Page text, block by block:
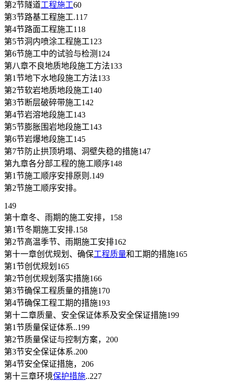
第2节隧道工程施工60
第3节路基工程施工.117
第4节路面工程施工118
第5节洞内喷涂工程施工123
第6节施工中的试验与检测124
第八章不良地质地段施工方法133
第1节地下水地段施工方法133
第2节软岩地质地段施工140
第3节断层破碎带施工142
第4节岩溶地段施工143
第5节膨胀围岩地段施工143
第6节岩爆地段施工145
第7节防止拱顶坍塌、洞壁失稳的措施147
第九章各分部工程的施工顺序148
第1节施工顺序安排原则.149
第2节施工顺序安排。
149
第十章冬、雨期的施工安排，158
第1节冬期施工安排.158
第2节高温季节、雨期施工安排162
第十一章创优规划、确保工程质量和工期的措施165
第1节创优规划165
第2节创优规划落实措施166
第3节确保工程质量的措施170
第4节确保工程工期的措施193
第十二章质量、安全保证体系及安全保证措施199
第1节质量保证体系..199
第2节质量保证与控制方案，200
第3节安全保证体系.200
第4节安全保证措施，206
第十三章环境保护措施..227